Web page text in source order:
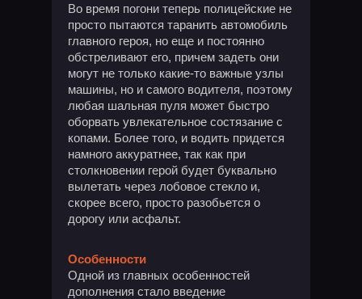
Во время погони теперь полицейские не
просто пытаются таранить автомобиль
главного героя, но еще и постоянно
обстреливают его, причем задеть они
могут не только какие-то важные узлы
машины, но и самого водителя, поэтому
любая шальная пуля может быстро
оборвать увлекательное состязание с
копами. Более того, и водить придется
намного аккуратнее, так как при
столкновении герой будет буквально
вылетать через лобовое стекло и,
скорее всего, просто разобьется о
дорогу или асфальт.
Особенности
Одной из главных особенностей
дополнения стало введение